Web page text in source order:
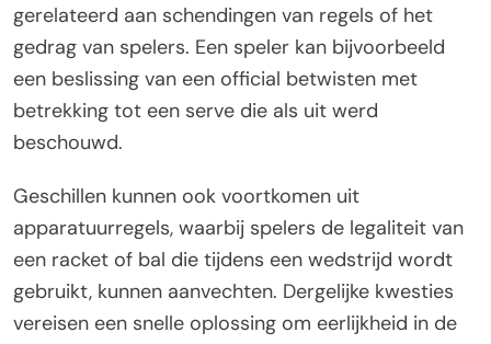
gerelateerd aan schendingen van regels of het
gedrag van spelers. Een speler kan bijvoorbeeld
een beslissing van een official betwisten met
betrekking tot een serve die als uit werd
beschouwd.
Geschillen kunnen ook voortkomen uit
apparatuurregels, waarbij spelers de legaliteit van
een racket of bal die tijdens een wedstrijd wordt
gebruikt, kunnen aanvechten. Dergelijke kwesties
vereisen een snelle oplossing om eerlijkheid in de